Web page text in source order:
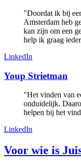
"Doordat ik bij
Amsterdam heb
kan zijn om een
help ik graag
LinkedIn
Youp Strietman
"Het vinden van
onduidelijk.
helpen bij het
LinkedIn
Voor wie is